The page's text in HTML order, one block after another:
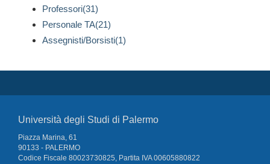
Professori(31)
Personale TA(21)
Assegnisti/Borsisti(1)
Università degli Studi di Palermo
Piazza Marina, 61
90133 - PALERMO
Codice Fiscale 80023730825, Partita IVA 00605880822